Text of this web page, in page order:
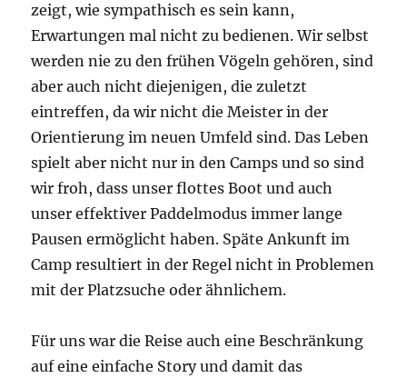
zeigt, wie sympathisch es sein kann,
Erwartungen mal nicht zu bedienen. Wir selbst
werden nie zu den frühen Vögeln gehören, sind
aber auch nicht diejenigen, die zuletzt
eintreffen, da wir nicht die Meister in der
Orientierung im neuen Umfeld sind. Das Leben
spielt aber nicht nur in den Camps und so sind
wir froh, dass unser flottes Boot und auch
unser effektiver Paddelmodus immer lange
Pausen ermöglicht haben. Späte Ankunft im
Camp resultiert in der Regel nicht in Problemen
mit der Platzsuche oder ähnlichem.
Für uns war die Reise auch eine Beschränkung
auf eine einfache Story und damit das